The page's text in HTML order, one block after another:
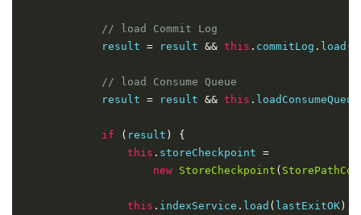
// load Commit Log
            result
= result && this . commitLog . load
// load Consume Queue
            result
= result && this . loadConsumeQueue
if ( result )
{
this . storeCheckpoint =
new StoreCheckpoint (
this . indexService . load ( lastExitOK );